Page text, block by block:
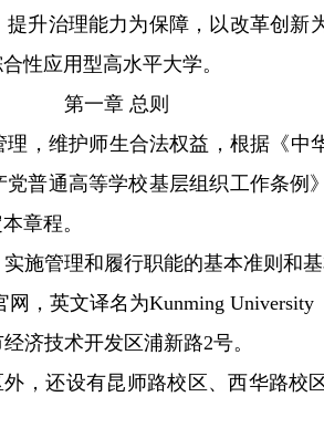
提升治理能力为保障，以改革创新
应用型高水平大学。
第一章 总则
，维护师生合法权益，根据《
普通高等学校基层组织工作条例
程。
施管理和履行职能的基本准则和基本规
，英文译名为Kunming University（缩
技术开发区浦新路2号。
外，还设有昆师路校区、西华路